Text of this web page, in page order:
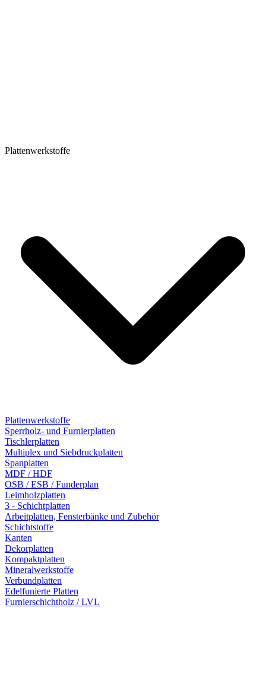
Plattenwerkstoffe
Plattenwerkstoffe
Sperrholz- und Furnierplatten
Tischlerplatten
Multiplex und Siebdruckplatten
Spanplatten
MDF / HDF
OSB / ESB / Funderplan
Leimholzplatten
3 - Schichtplatten
Arbeitplatten, Fensterbänke und Zubehör
Schichtstoffe
Kanten
Dekorplatten
Kompaktplatten
Mineralwerkstoffe
Verbundplatten
Edelfunierte Platten
Furnierschichtholz / LVL